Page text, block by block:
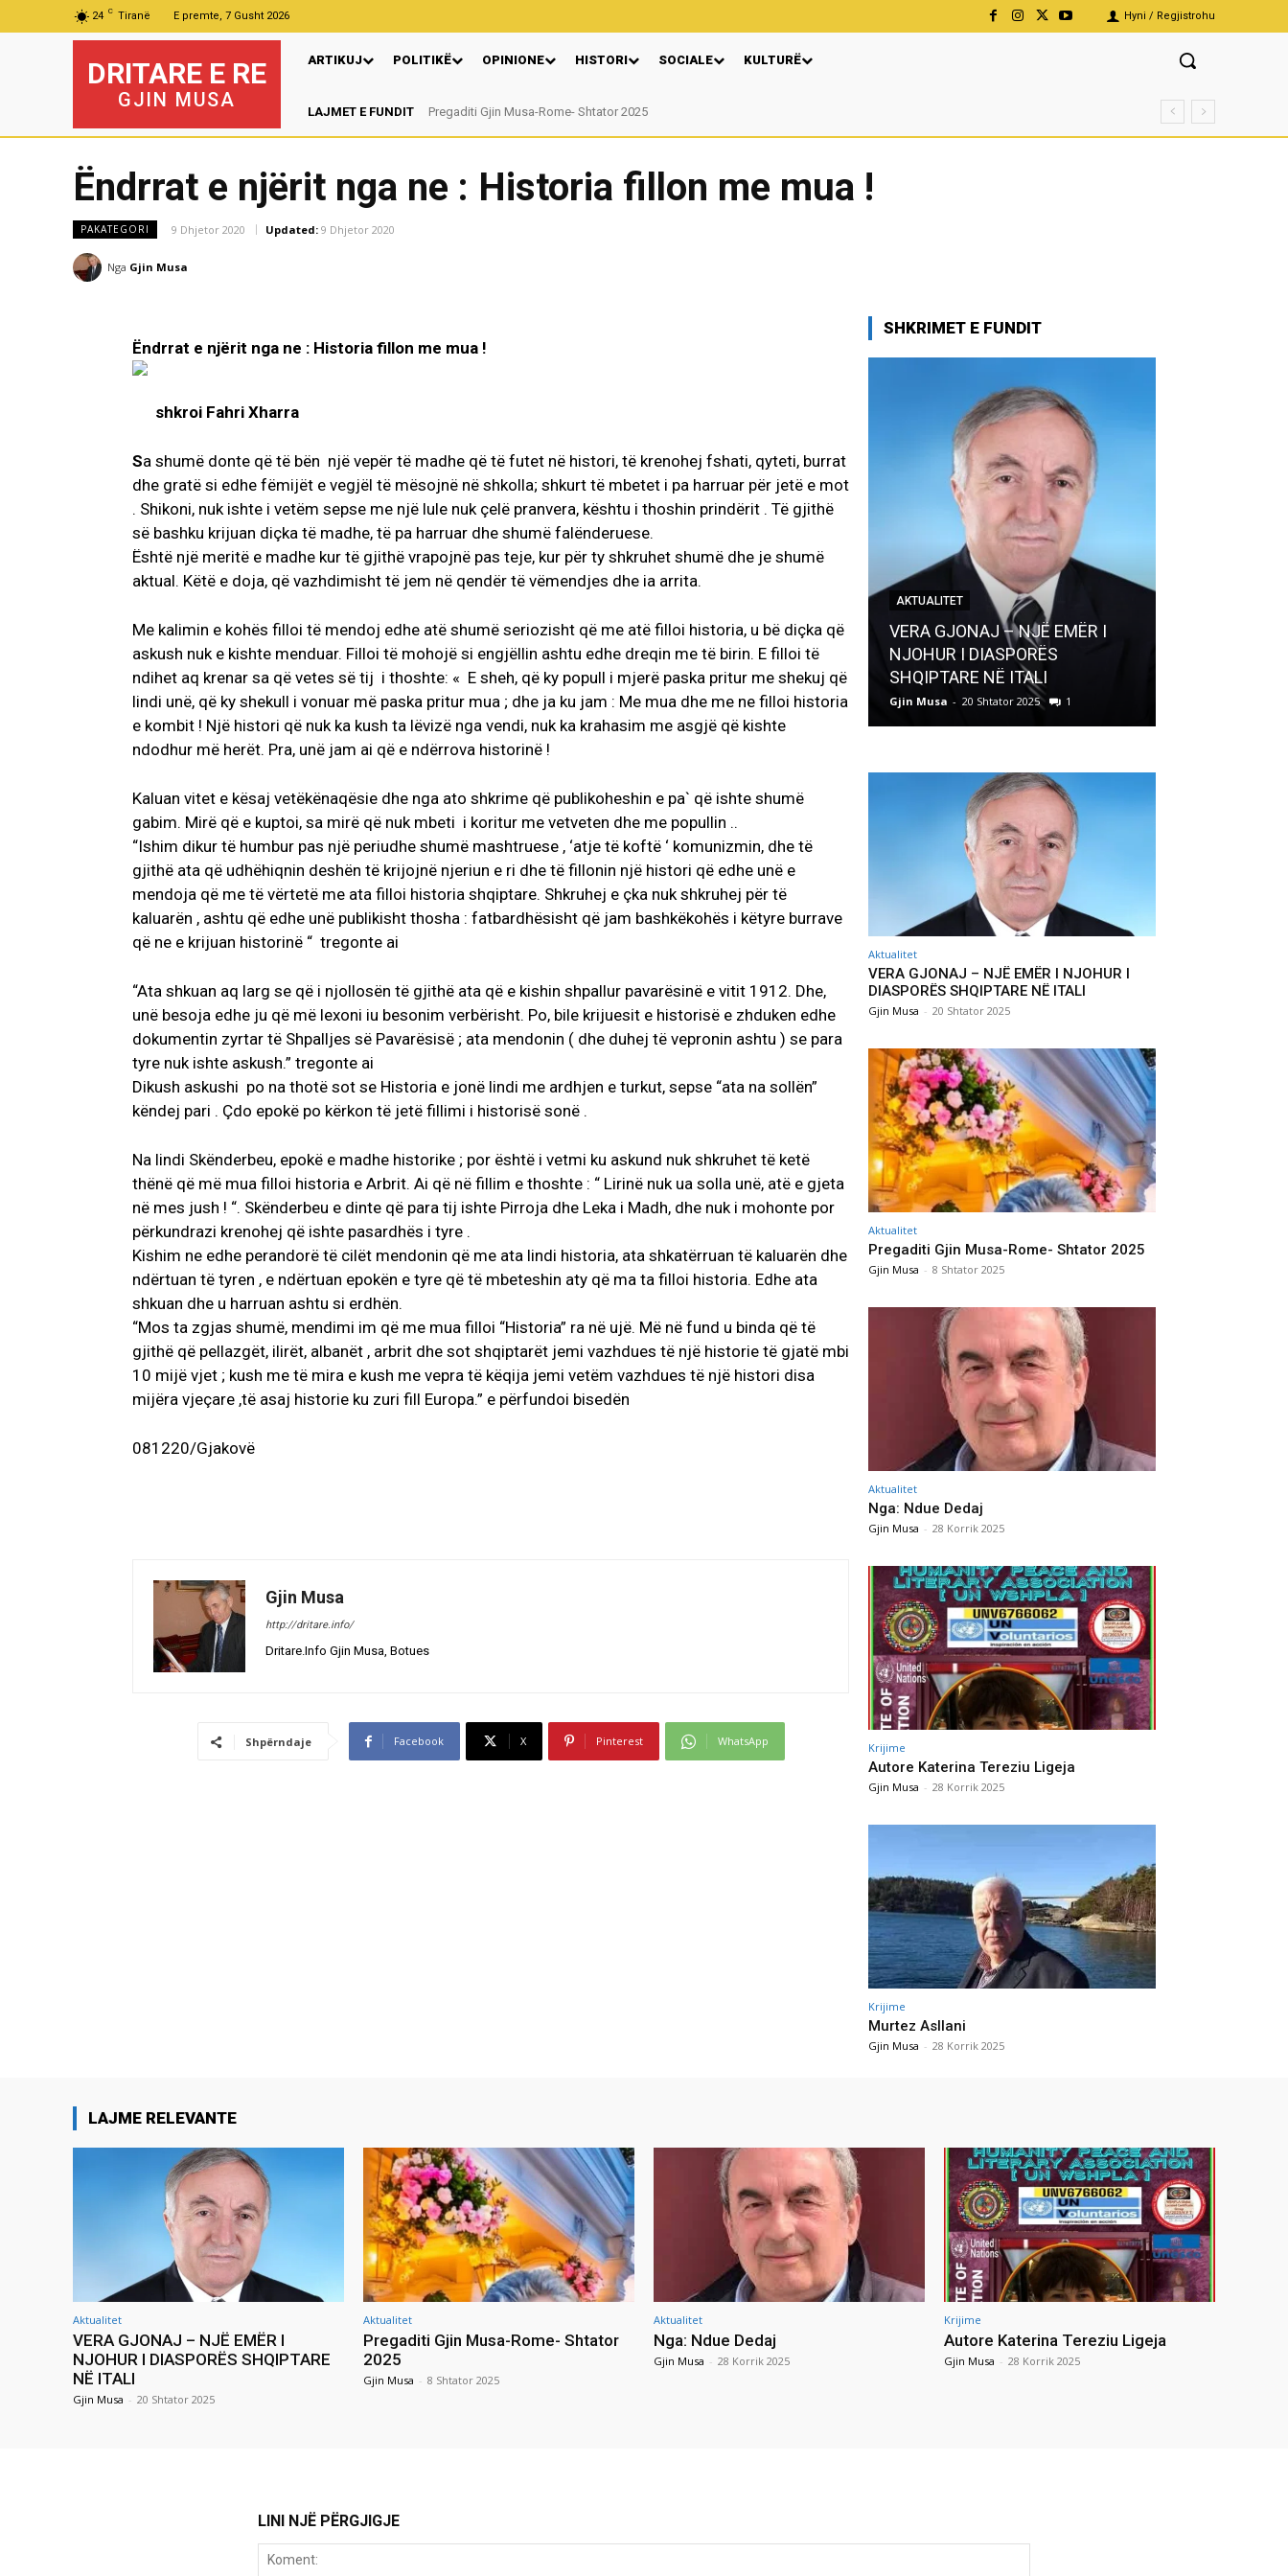
24 C Tiranë E premte, 7 Gusht 2026 Hyni / Regjistrohu
DRITARE E RE
GJIN MUSA
ARTIKUJ POLITIKË OPINIONE HISTORI SOCIALE KULTURË
LAJMET E FUNDIT Pregaditi Gjin Musa-Rome- Shtator 2025
Nga: Ndue Dedaj
Ëndrrat e njërit nga ne : Historia fillon me mua !
PAKATEGORI 9 Dhjetor 2020 Updated: 9 Dhjetor 2020
Nga Gjin Musa
Ëndrrat e njërit nga ne : Historia fillon me mua !
shkroi Fahri Xharra
Sa shumë donte që të bën një vepër të madhe që të futet në histori, të krenohej fshati, qyteti, burrat
dhe gratë si edhe fëmijët e vegjël të mësojnë në shkolla; shkurt të mbetet i pa harruar për jetë e mot
. Shikoni, nuk ishte i vetëm sepse me një lule nuk çelë pranvera, kështu i thoshin prindërit . Të gjithë
së bashku krijuan diçka të madhe, të pa harruar dhe shumë falënderuese.
Është një meritë e madhe kur të gjithë vrapojnë pas teje, kur për ty shkruhet shumë dhe je shumë
aktual. Këtë e doja, që vazhdimisht të jem në qendër të vëmendjes dhe ia arrita.
Me kalimin e kohës filloi të mendoj edhe atë shumë seriozisht që me atë filloi historia, u bë diçka që
askush nuk e kishte menduar. Filloi të mohojë si engjëllin ashtu edhe dreqin me të birin. E filloi të
ndihet aq krenar sa që vetes së tij i thoshte: « E sheh, që ky popull i mjerë paska pritur me shekuj që
lindi unë, që ky shekull i vonuar më paska pritur mua ; dhe ja ku jam : Me mua dhe me ne filloi historia
e kombit ! Një histori që nuk ka kush ta lëvizë nga vendi, nuk ka krahasim me asgjë që kishte
ndodhur më herët. Pra, unë jam ai që e ndërrova historinë !
Kaluan vitet e kësaj vetëkënaqësie dhe nga ato shkrime që publikoheshin e pa` që ishte shumë
gabim. Mirë që e kuptoi, sa mirë që nuk mbeti i koritur me vetveten dhe me popullin ..
“Ishim dikur të humbur pas një periudhe shumë mashtruese , ‘atje të koftë ‘ komunizmin, dhe të
gjithë ata që udhëhiqnin deshën të krijojnë njeriun e ri dhe të fillonin një histori që edhe unë e
mendoja që me të vërtetë me ata filloi historia shqiptare. Shkruhej e çka nuk shkruhej për të
kaluarën , ashtu që edhe unë publikisht thosha : fatbardhësisht që jam bashkëkohës i këtyre burrave
që ne e krijuan historinë “ tregonte ai
“Ata shkuan aq larg se që i njollosën të gjithë ata që e kishin shpallur pavarësinë e vitit 1912. Dhe,
unë besoja edhe ju që më lexoni iu besonim verbërisht. Po, bile krijuesit e historisë e zhduken edhe
dokumentin zyrtar të Shpalljes së Pavarësisë ; ata mendonin ( dhe duhej të vepronin ashtu ) se para
tyre nuk ishte askush.” tregonte ai
Dikush askushi po na thotë sot se Historia e jonë lindi me ardhjen e turkut, sepse “ata na sollën”
këndej pari . Çdo epokë po kërkon të jetë fillimi i historisë sonë .
Na lindi Skënderbeu, epokë e madhe historike ; por është i vetmi ku askund nuk shkruhet të ketë
thënë që më mua filloi historia e Arbrit. Ai që në fillim e thoshte : “ Lirinë nuk ua solla unë, atë e gjeta
në mes jush ! “. Skënderbeu e dinte që para tij ishte Pirroja dhe Leka i Madh, dhe nuk i mohonte por
përkundrazi krenohej që ishte pasardhës i tyre .
Kishim ne edhe perandorë të cilët mendonin që me ata lindi historia, ata shkatërruan të kaluarën dhe
ndërtuan të tyren , e ndërtuan epokën e tyre që të mbeteshin aty që ma ta filloi historia. Edhe ata
shkuan dhe u harruan ashtu si erdhën.
“Mos ta zgjas shumë, mendimi im që me mua filloi “Historia” ra në ujë. Më në fund u binda që të
gjithë që pellazgët, ilirët, albanët , arbrit dhe sot shqiptarët jemi vazhdues të një historie të gjatë mbi
10 mijë vjet ; kush me të mira e kush me vepra të këqija jemi vetëm vazhdues të një histori disa
mijëra vjeçare ,të asaj historie ku zuri fill Europa.” e përfundoi bisedën
081220/Gjakovë
Gjin Musa
http://dritare.info/
Dritare.Info Gjin Musa, Botues
Shpërndaje Facebook X Pinterest WhatsApp
SHKRIMET E FUNDIT
AKTUALITET
VERA GJONAJ – NJË EMËR I
NJOHUR I DIASPORËS
SHQIPTARE NË ITALI
Gjin Musa - 20 Shtator 2025 1
Aktualitet
VERA GJONAJ – NJË EMËR I NJOHUR I
DIASPORËS SHQIPTARE NË ITALI
Gjin Musa - 20 Shtator 2025
Aktualitet
Pregaditi Gjin Musa-Rome- Shtator 2025
Gjin Musa - 8 Shtator 2025
Aktualitet
Nga: Ndue Dedaj
Gjin Musa - 28 Korrik 2025
Krijime
Autore Katerina Tereziu Ligeja
Gjin Musa - 28 Korrik 2025
Krijime
Murtez Asllani
Gjin Musa - 28 Korrik 2025
LAJME RELEVANTE
Aktualitet
VERA GJONAJ – NJË EMËR I
NJOHUR I DIASPORËS SHQIPTARE
NË ITALI
Gjin Musa - 20 Shtator 2025
Aktualitet
Pregaditi Gjin Musa-Rome- Shtator
2025
Gjin Musa - 8 Shtator 2025
Aktualitet
Nga: Ndue Dedaj
Gjin Musa - 28 Korrik 2025
Krijime
Autore Katerina Tereziu Ligeja
Gjin Musa - 28 Korrik 2025
LINI NJË PËRGJIGJE